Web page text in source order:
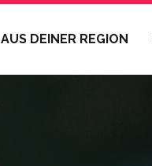
AUS DEINER REGION